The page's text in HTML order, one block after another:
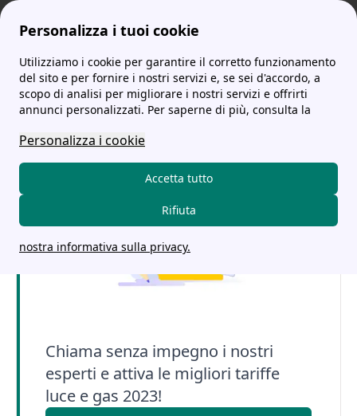
Personalizza i tuoi cookie
Utilizziamo i cookie per garantire il corretto funzionamento
del sito e per fornire i nostri servizi e, se sei d'accordo, a
scopo di analisi per migliorare i nostri servizi e offrirti
annunci personalizzati. Per saperne di più, consulta la
Personalizza i cookie
Accetta tutto
Rifiuta
nostra informativa sulla privacy.
tariffe-energia.it Egea: la guida su offerte, contatti e recensioni
Egea: la guida su offerte,
contatti e recensioni
Chiama senza impegno i nostri
esperti e attiva le migliori tariffe
luce e gas 2023!